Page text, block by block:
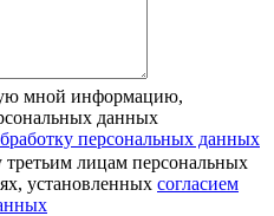
мной информацию,
данных
персональных данных
третьим лицам персональных
установленных согласием